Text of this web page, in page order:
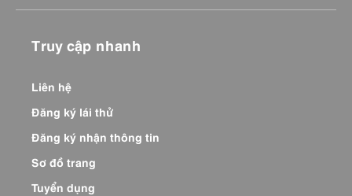
Truy cập nhanh
Liên hệ
Đăng ký lái thử
Đăng ký nhận thông tin
Sơ đồ trang
Tuyển dụng